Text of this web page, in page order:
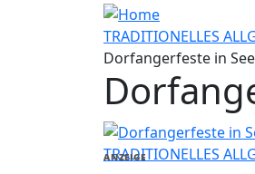
TRADITIONELLES
Dorfangerfeste in
TRADITIONELLES
ANZEIGE